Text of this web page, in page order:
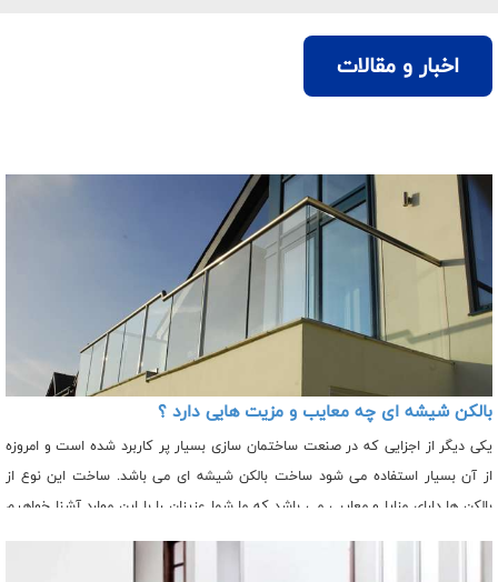
اخبار و مقالات
بالکن شیشه ای چه معایب و مزیت هایی دارد ؟
یکی دیگر از اجزایی که در صنعت ساختمان سازی بسیار پر کاربرد شده است و امروزه
از آن بسیار استفاده می شود ساخت بالکن شیشه ای می باشد. ساخت این نوع از
بالکن ها دارای مزایا و معایبی می باشد که ما شما عزیزان را با این موارد آشنا خواهیم
کرد. شیشه های بالکن یا همان بالکن شیشه ای دارای انواع متفاوتی می باشد که در
ادامه انواع آن را ذکر خواهیم کرد و توضیحات مختصری در مورد این نوع از شیشه